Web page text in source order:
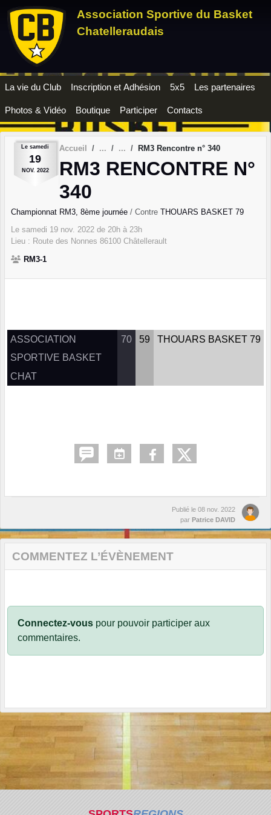
Association Sportive du Basket
Chatelleraudais
La vie du Club Inscription et Adhésion 5x5 Les partenaires
Photos & Vidéo Boutique Participer Contacts
Le samedi
19
NOV. 2022
Accueil RM3 Rencontre n° 340
RM3 RENCONTRE N°
340
Championnat RM3, 8ème journée / Contre THOUARS BASKET 79
Le samedi 19 nov. 2022 de 20h à 23h
Lieu : Route des Nonnes 86100 Châtellerault
RM3-1
ASSOCIATION
SPORTIVE BASKET
CHAT
70 59 THOUARS BASKET 79
Publié le 08 nov. 2022
par Patrice DAVID
COMMENTEZ L’ÉVÈNEMENT
Connectez-vous pour pouvoir participer aux
commentaires.
Panneau de gestion des cookies